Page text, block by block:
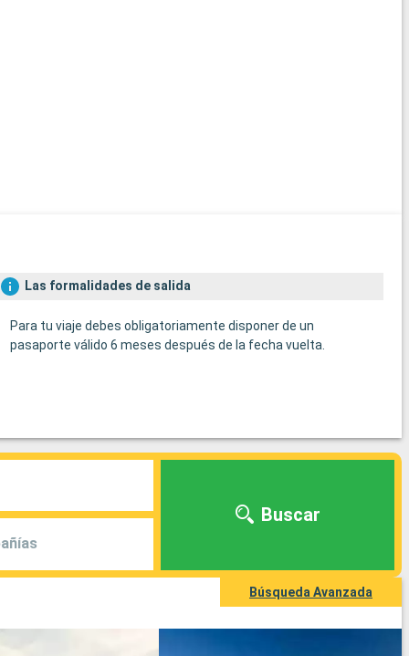
Las formalidades de salida
Para tu viaje debes obligatoriamente disponer de un
pasaporte válido 6 meses después de la fecha vuelta.
Buscar
Búsqueda Avanzada